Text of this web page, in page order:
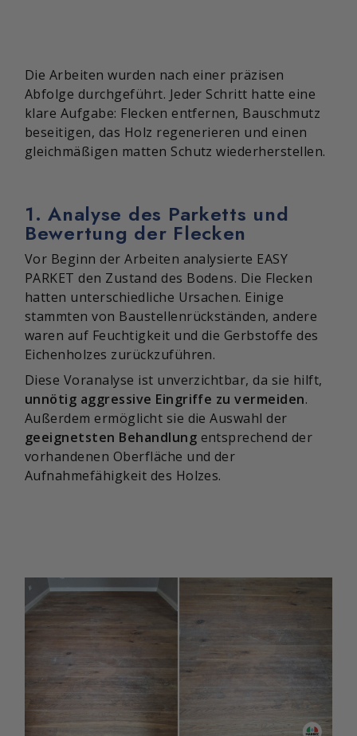
Die Arbeiten wurden nach einer präzisen
Abfolge durchgeführt. Jeder Schritt hatte eine
klare Aufgabe: Flecken entfernen, Bauschmutz
beseitigen, das Holz regenerieren und einen
gleichmäßigen matten Schutz wiederherstellen.
1. Analyse des Parketts und
Bewertung der Flecken
Vor Beginn der Arbeiten analysierte EASY
PARKET den Zustand des Bodens. Die Flecken
hatten unterschiedliche Ursachen. Einige
stammten von Baustellenrückständen, andere
waren auf Feuchtigkeit und die Gerbstoffe des
Eichenholzes zurückzuführen.
Diese Voranalyse ist unverzichtbar, da sie hilft,
unnötig aggressive Eingriffe zu vermeiden.
Außerdem ermöglicht sie die Auswahl der
geeignetsten Behandlung entsprechend der
vorhandenen Oberfläche und der
Aufnahmefähigkeit des Holzes.